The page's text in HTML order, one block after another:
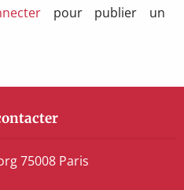
pour publier un
75008 Paris